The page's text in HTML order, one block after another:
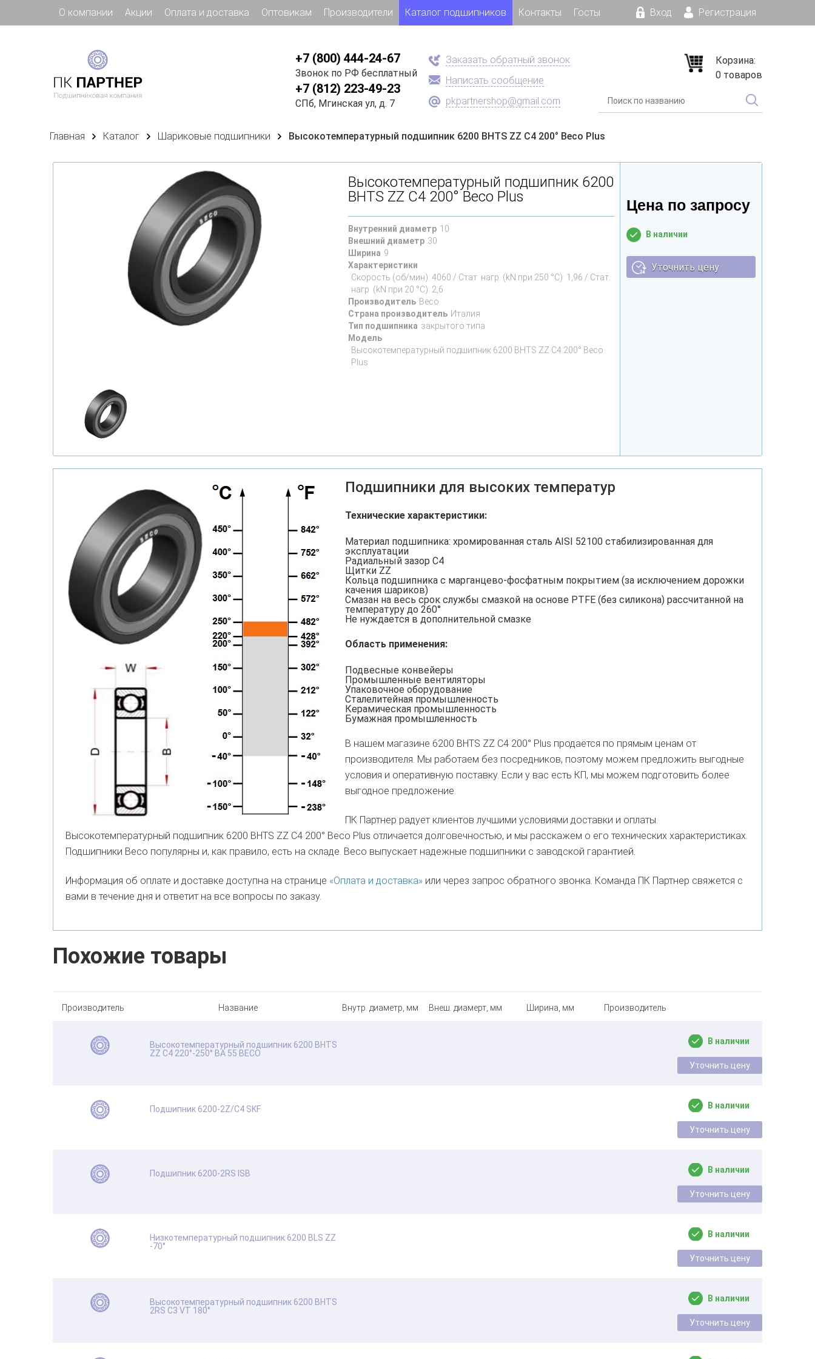
О компании Акции Оплата и доставка Оптовикам Производители Каталог подшипников Контакты Госты Вход Регистрация
+7 (800) 444-24-67
Звонок по РФ бесплатный
+7 (812) 223-49-23
СПб, Мгинская ул, д. 7
Заказать обратный звонок
Написать сообщение
pkpartnershop@gmail.com
Корзина:
0 товаров
Главная Каталог Шариковые подшипники Высокотемпературный подшипник 6200 BHTS ZZ C4 200° Beco Plus
Высокотемпературный подшипник 6200
BHTS ZZ C4 200° Beco Plus
Внутренний диаметр 10
Внешний диаметр 30
Ширина 9
Характеристики
Скорость (об/мин): 4060 / Стат. нагр. (kN при 250 °C): 1,96 / Стат.
нагр. (kN при 20 °C): 2,6
Производитель Beco
Страна производитель Италия
Тип подшипника закрытого типа
Модель
Высокотемпературный подшипник 6200 BHTS ZZ C4 200° Beco
Plus
Цена по запросу
В наличии
Уточнить цену
Подшипники для высоких температур
Технические характеристики:
Материал подшипника: хромированная сталь AISI 52100 стабилизированная для
эксплуатации
Радиальный зазор С4
Щитки ZZ
Кольца подшипника с марганцево-фосфатным покрытием (за исключением дорожки
качения шариков)
Смазан на весь срок службы смазкой на основе PTFE (без силикона) рассчитанной на
температуру до 260°
Не нуждается в дополнительной смазке
Область применения:
Подвесные конвейеры
Промышленные вентиляторы
Упаковочное оборудование
Сталелитейная промышленность
Керамическая промышленность
Бумажная промышленность
В нашем магазине 6200 BHTS ZZ C4 200° Plus продаётся по прямым ценам от
производителя. Мы работаем без посредников, поэтому можем предложить выгодные
условия и оперативную поставку. Если у вас есть КП, мы можем подготовить более
выгодное предложение.
ПК Партнер радует клиентов лучшими условиями доставки и оплаты.
Высокотемпературный подшипник 6200 BHTS ZZ C4 200° Beco Plus отличается долговечностью, и мы расскажем о его технических характеристиках.
Подшипники Beco популярны и, как правило, есть на складе. Beco выпускает надежные подшипники с заводской гарантией.
Информация об оплате и доставке доступна на странице «Оплата и доставка» или через запрос обратного звонка. Команда ПК Партнер свяжется с
вами в течение дня и ответит на все вопросы по заказу.
Похожие товары
Производитель Название Внутр. диаметр, мм Внеш. диамерт, мм Ширина, мм Производитель
Высокотемпературный подшипник 6200 BHTS
ZZ C4 220°-250° BA 55 BECO
В наличии
Уточнить цену
Подшипник 6200-2Z/C4 SKF В наличии
Уточнить цену
Подшипник 6200-2RS ISB В наличии
Уточнить цену
Низкотемпературный подшипник 6200 BLS ZZ
-70°
В наличии
Уточнить цену
Высокотемпературный подшипник 6200 BHTS
2RS C3 VT 180°
В наличии
Уточнить цену